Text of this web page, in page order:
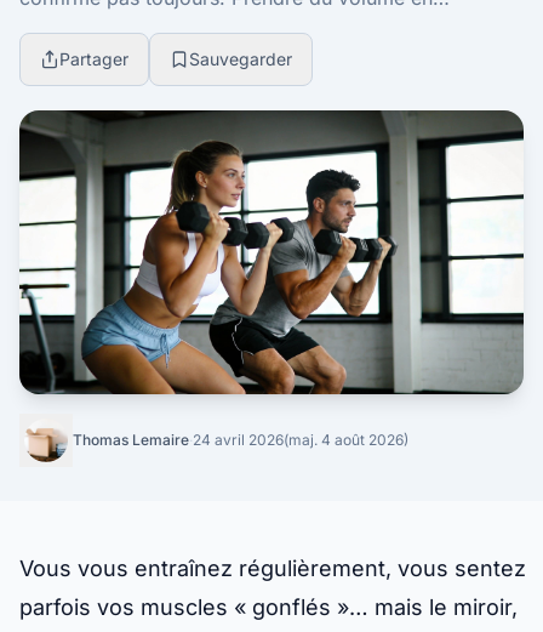
musculation ressemble alors à une promesse floue,
pa...Partager Sauvegarder
Thomas Lemaire·24 avril 2026(maj. 4 août 2026)
Vous vous entraînez régulièrement, vous sentez
parfois vos muscles « gonflés »… mais le miroir,